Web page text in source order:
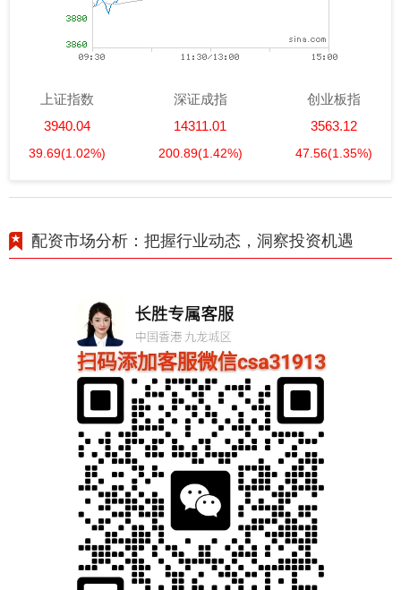
上证指数
3940.04
39.69(1.02%)
深证成指
14311.01
200.89(1.42%)
创业板指
3563.12
47.56(1.35%)
配资市场分析：把握行业动态，洞察投资机遇